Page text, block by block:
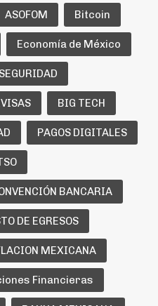
ASOFOM Bitcoin
Economía de México
BIG TECH
PAGOS DIGITALES
BANCARIA
DE EGRESOS
MEXICANA
Financieras